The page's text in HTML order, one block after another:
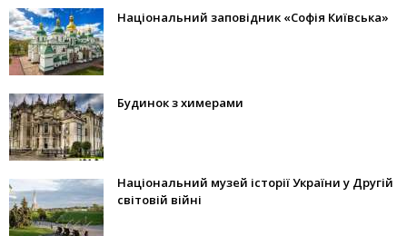
Національний заповідник «Софія Київська»
Будинок з химерами
Національний музей історії України у Другій
світовій війні